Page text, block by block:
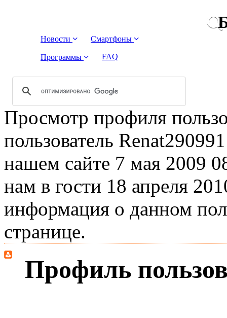
Новости Смартфоны
Программы FAQ
Просмотр профиля
пользователь
нашем сайте 7 мая 2009
нам в гости 18 апреля
информация о данном
странице.
Профиль